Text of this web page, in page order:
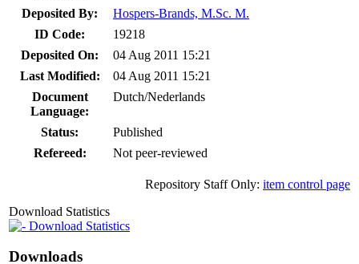
Deposited By:
Hospers-Brands, M.Sc. M.
ID Code:
19218
Deposited On:
04 Aug 2011 15:21
Last Modified:
04 Aug 2011 15:21
Document
Language:
Dutch/Nederlands
Status:
Published
Refereed:
Not peer-reviewed
Repository Staff Only: item control page
Download Statistics
Download Statistics
Downloads